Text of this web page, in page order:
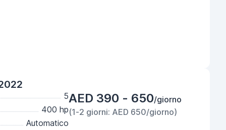
5
400 hp
Automatico
AED 390 - 650/giorno
(1-2 giorni: AED 650/giorno)